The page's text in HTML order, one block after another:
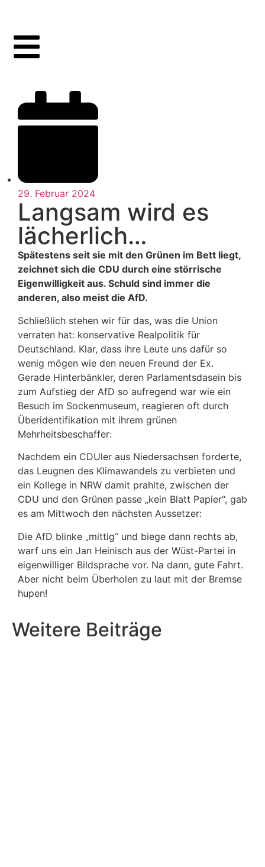
29. Februar 2024
Langsam wird es
lächerlich…
Spätestens seit sie mit den Grünen im Bett liegt,
zeichnet sich die CDU durch eine störrische
Eigenwilligkeit aus. Schuld sind immer die
anderen, also meist die AfD.
Schließlich stehen wir für das, was die Union
verraten hat: konservative Realpolitik für
Deutschland. Klar, dass ihre Leute uns dafür so
wenig mögen wie den neuen Freund der Ex.
Gerade Hinterbänkler, deren Parlamentsdasein bis
zum Aufstieg der AfD so aufregend war wie ein
Besuch im Sockenmuseum, reagieren oft durch
Überidentifikation mit ihrem grünen
Mehrheitsbeschaffer:
Nachdem ein CDUler aus Niedersachsen forderte,
das Leugnen des Klimawandels zu verbieten und
ein Kollege in NRW damit prahlte, zwischen der
CDU und den Grünen passe „kein Blatt Papier“, gab
es am Mittwoch den nächsten Aussetzer:
Die AfD blinke „mittig“ und biege dann rechts ab,
warf uns ein Jan Heinisch aus der Wüst-Partei in
eigenwilliger Bildsprache vor. Na dann, gute Fahrt.
Aber nicht beim Überholen zu laut mit der Bremse
hupen!
Weitere Beiträge